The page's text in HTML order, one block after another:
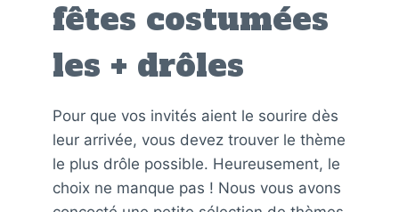
fêtes costumées
les + drôles
Pour que vos invités aient le sourire dès
leur arrivée, vous devez trouver le thème
le plus drôle possible. Heureusement, le
choix ne manque pas ! Nous vous avons